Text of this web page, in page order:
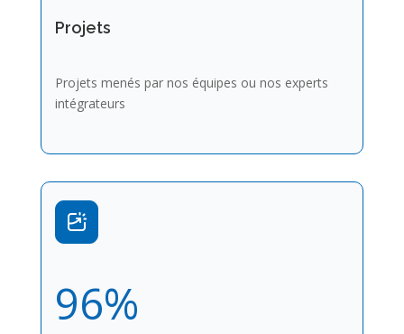
Projets
Projets menés par nos équipes ou nos experts
intégrateurs
96%